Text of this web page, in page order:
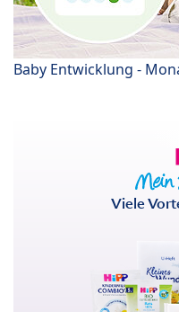
Baby Entwicklung -
Viele